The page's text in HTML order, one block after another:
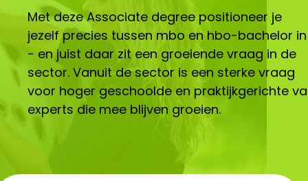
Met deze Associate degree positioneer je
jezelf precies tussen mbo en hbo-bachelor in
- en juist daar zit een groeiende vraag in de
sector. Vanuit de sector is een sterke vraag
voor hoger geschoolde en praktijkgerichte
experts die mee blijven groeien.